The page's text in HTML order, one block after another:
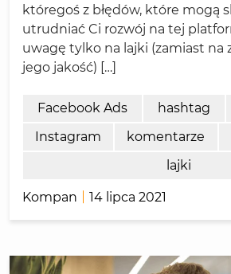
któregoś z błędów, które mogą
utrudniać Ci rozwój na tej
uwagę tylko na lajki (zamiast na
jego jakość) […]
Facebook Ads hashtag
Instagram
komentarze
lajki
Kompan 14 lipca 2021